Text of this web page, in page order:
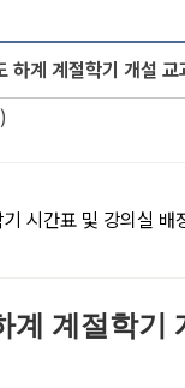
계 계절학기 개설 교
시간표 및 강의실
계 계절학기